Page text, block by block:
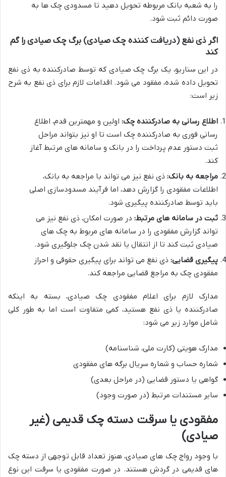
را به شعبه بانک مربوطه تحویل دهید تا مسدودی چک ها به
صورت دائم ثبت شود.
اگر ذی نفع (دریافت کننده چک صیادی) برگ چک صیادی را گم
کند
در این سناریو، یک برگ چک صیادی که توسط صادرکننده به ذی نفع
تحویل داده شده، مفقود می شود. اقدامات لازم برای ذی نفع به شرح
زیر است:
اطلاع رسانی به صادرکننده چک: اولین و مهمترین قدم، اطلاع
رسانی فوری به صادرکننده چک است تا او نیز بتواند مراحل
ثبت دستور عدم پرداخت را در بانک و سامانه های مرتبط آغاز
کند.
مراجعه به بانک: ذی نفع نیز می تواند با مراجعه به بانک،
اطلاعات مفقودی را گزارش دهد، اما فرآیند مسدودسازی اصلی
باید توسط صادرکننده پیگیری شود.
ثبت در سامانه های مرتبط: در صورت امکان، ذی نفع نیز می
تواند گزارش مفقودی را در سامانه های مربوط به چک های
صیادی ثبت کند تا از انتقال یا نقد شدن چک جلوگیری شود.
پیگیری قضایی: ذی نفع می تواند برای پیگیری حقوقی و احراز
مفقودی چک به مراجع قضایی مراجعه کند.
مدارک لازم برای اعلام مفقودی چک صیادی، بسته به اینکه
صادرکننده یا ذی نفع هستید، کمی متفاوت است اما به طور کلی
شامل موارد زیر می شود:
مدارک هویتی (کارت ملی، شناسنامه)
شماره حساب و شماره سریال برگه های مفقودی
گواهی یا دستور قضایی (در مراحل بعدی)
سایر مستندات مرتبط (در صورت وجود)
مفقودی یا سرقت دسته چک قدیمی (غیر
صیادی)
با وجود رواج چک های صیادی، هنوز تعداد قابل توجهی از دسته چک
های قدیمی در گردش هستند. در صورت مفقودی یا سرقت این نوع